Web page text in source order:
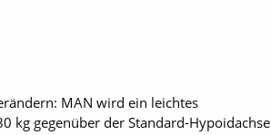
MAN wird ein leichtes
kg gegenüber der Standard-­Hypoidachse